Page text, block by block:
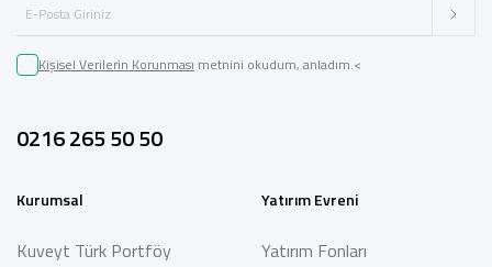
Kişisel Verilerin Korunması metnini okudum, anladım.<
0216 265 50 50
Kurumsal
Kuveyt Türk Portföy
Yatırım Evreni
Yatırım Fonları